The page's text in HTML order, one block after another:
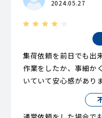
2024.05.27
集荷依頼を前日でも出
作業をしたか、事細か
いていて安心感があり